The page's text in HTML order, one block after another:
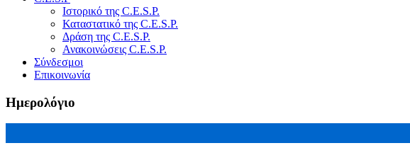
Ιστορικό της C.E.S.P.
Καταστατικό της C.E.S.P.
Δράση της C.E.S.P.
Ανακοινώσεις C.E.S.P.
Σύνδεσμοι
Επικοινωνία
Ημερολόγιο